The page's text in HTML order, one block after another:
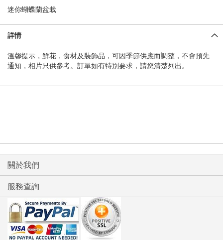
迷你蝴蝶蘭盆栽
詳情
溫馨提示，鮮花，食材及裝飾品，可因季節供應而調整，不會預先
通知，相片只供參考。訂單如有特別要求，請您清楚列出。
關於我們
服務查詢